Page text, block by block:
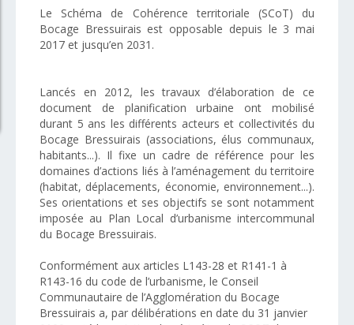
Le Schéma de Cohérence territoriale (SCoT) du
Bocage Bressuirais est opposable depuis le 3 mai
2017 et jusqu’en 2031.
Lancés en 2012, les travaux d’élaboration de ce
document de planification urbaine ont mobilisé
durant 5 ans les différents acteurs et collectivités du
Bocage Bressuirais (associations, élus communaux,
habitants...). Il fixe un cadre de référence pour les
domaines d’actions liés à l’aménagement du territoire
(habitat, déplacements, économie, environnement...).
Ses orientations et ses objectifs se sont notamment
imposée au Plan Local d’urbanisme intercommunal
du Bocage Bressuirais.
Conformément aux articles L143-28 et R141-1 à
R143-16 du code de l’urbanisme, le Conseil
Communautaire de l’Agglomération du Bocage
Bressuirais a, par délibérations en date du 31 janvier